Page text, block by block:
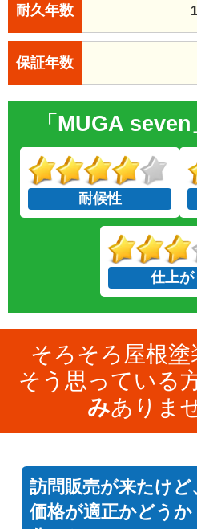
耐久年数
保証年数
「MUGA
耐候性
仕上が
そろそろ屋根塗
そう思っている方
みありま
訪問販売が来たけど
価格が適正かどうか